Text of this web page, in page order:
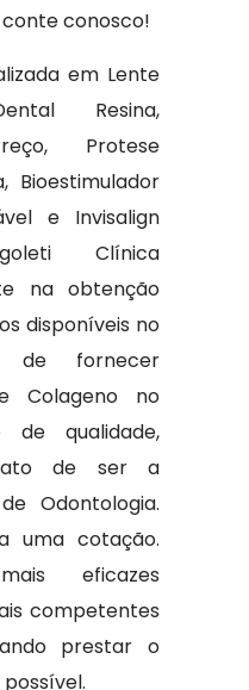
conosco!
em Lente
Resina,
Protese
Bioestimulador
e Invisalign
Clínica
na obtenção
disponíveis no
fornecer
Colageno no
de qualidade,
de ser a
Odontologia.
uma cotação.
eficazes
competentes
prestar o